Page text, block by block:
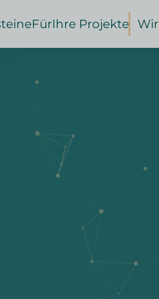
FürIhre Projekte Wir